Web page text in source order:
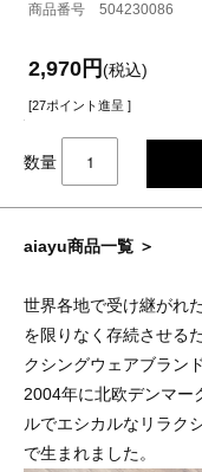
504230086
2,970円(税込)
[27ポイント進呈 ]
数量
aiayu商品一覧 ＞
世界各地で受け継がれ
を限りなく存続させる
クシングウェアブラン
2004年に北欧デンマー
ルでエシカルなリラク
で生まれました。